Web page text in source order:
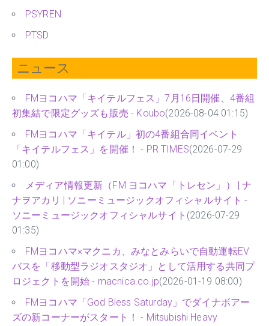
PSYREN
PTSD
ニュース
FMヨコハマ「キイテルフェス」7月16日開催、4番組
初集結で限定グッズも販売 - Koubo(2026-08-04 01:15)
FMヨコハマ「キイテル」初の4番組合同イベント
「キイテルフェス」を開催！ - PR TIMES(2026-07-29
01:00)
メディア情報更新（FM ヨコハマ「トレセン」） | ナ
ナヲアカリ | ソニーミュージックオフィシャルサイト -
ソニーミュージックオフィシャルサイト (2026-07-29
01:35)
FMヨコハマ×マクニカ、みなとみらいで自動運転EV
バスを「移動型ラジオスタジオ」として活用する共同プ
ロジェクトを開始 - macnica.co.jp(2026-01-19 08:00)
FMヨコハマ「God Bless Saturday」でダイナボアー
ズの新コーナーがスタート！ - Mitsubishi Heavy